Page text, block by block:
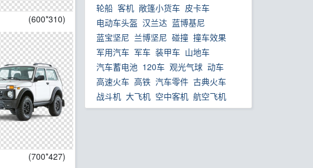
(600*310)
(700*427)
轮船 客机 敞篷小货车 皮卡车
电动车头盔 汉兰达 蓝博基尼
蓝宝坚尼 兰博坚尼 碰撞 撞车效果
军用汽车 军车 装甲车 山地车
汽车蓄电池 120车 观光气球 动车
高速火车 高铁 汽车零件 古典火车
战斗机 大飞机 空中客机 航空飞机